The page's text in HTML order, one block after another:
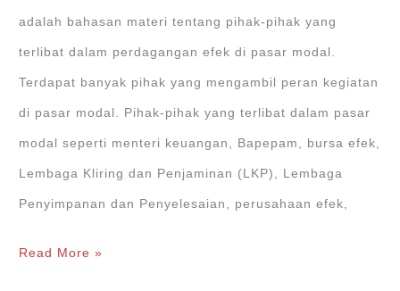
adalah bahasan materi tentang pihak-pihak yang
terlibat dalam perdagangan efek di pasar modal.
Terdapat banyak pihak yang mengambil peran kegiatan
di pasar modal. Pihak-pihak yang terlibat dalam pasar
modal seperti menteri keuangan, Bapepam, bursa efek,
Lembaga Kliring dan Penjaminan (LKP), Lembaga
Penyimpanan dan Penyelesaian, perusahaan efek,
Inilah
Read More »